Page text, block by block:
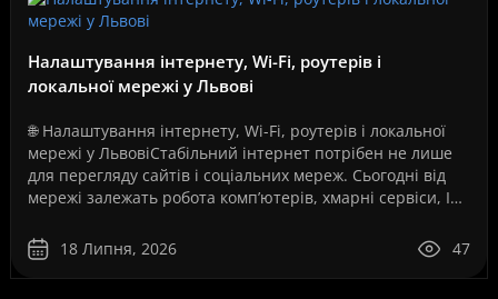
Налаштування інтернету, Wi-Fi, роутерів і
локальної мережі у Львові
🌐 Налаштування інтернету, Wi-Fi, роутерів і локальної
мережі у ЛьвовіСтабільний інтернет потрібен не лише
для перегляду сайтів і соціальних мереж. Сьогодні від
мережі залежать робота комп’ютерів, хмарні сервіси, IP-
18 Липня, 2026
47